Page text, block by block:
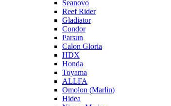
Seanovo
Reef Rider
Gladiator
Condor
Parsun
Calon Gloria
HDX
Honda
Toyama
ALLFA
Omolon (Marlin)
Hidea